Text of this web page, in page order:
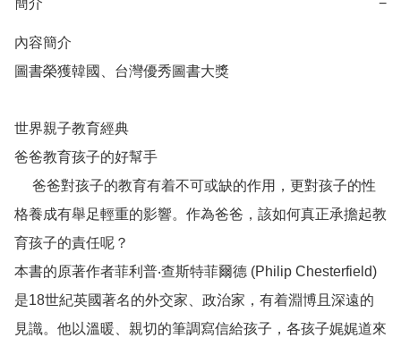
簡介 −
內容簡介
圖書榮獲韓國、台灣優秀圖書大獎
世界親子教育經典
爸爸教育孩子的好幫手
格養成有舉足輕重的影響。作為爸爸，該如何真正承擔起教
育孩子的責任呢？
本書的原著作者菲利普‧查斯特菲爾德 (Philip Chesterfield)
是18世紀英國著名的外交家、政治家，有着淵博且深遠的
見識。他以溫暖、親切的筆調寫信給孩子，各孩子娓娓道來